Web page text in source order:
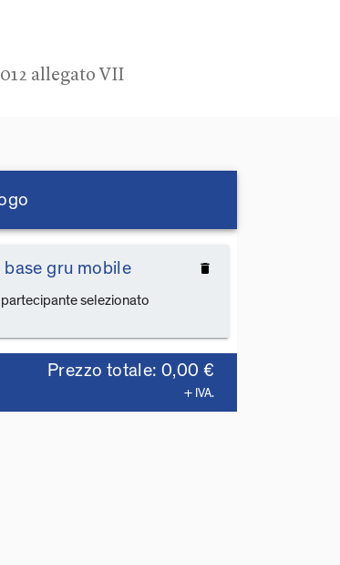
allegato VII
base gru mobile delete
partecipante selezionato
Prezzo totale: 0,00 €
+ IVA.